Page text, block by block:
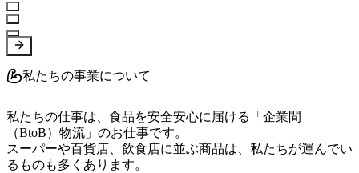
私たちの事業について
私たちの仕事は、食品を安全安心に届ける「企業間
（BtoB）物流」のお仕事です。
スーパーや百貨店、飲食店に並ぶ商品は、私たちが運んでい
るものも多くあります。